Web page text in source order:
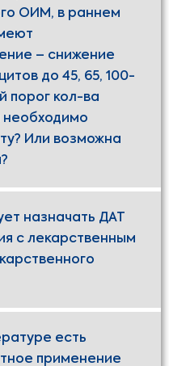
ОИМ, в раннем
– снижение
до 45, 65, 100-
порог кол-ва
необходимо
Или возможна
назначать ДАТ
с лекарственным
есть
применение